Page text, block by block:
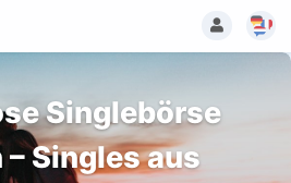
Singlebörse
– Singles aus